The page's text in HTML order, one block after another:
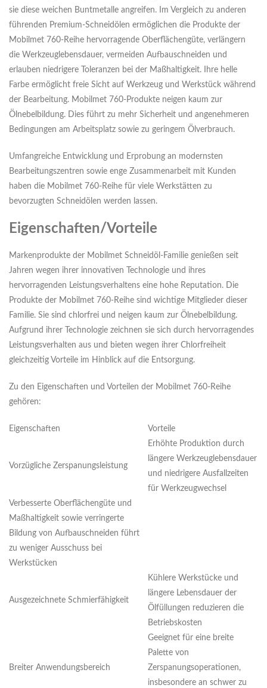
sie diese weichen Buntmetalle angreifen. Im Vergleich zu anderen
führenden Premium-Schneidölen ermöglichen die Produkte der
Mobilmet 760-Reihe hervorragende Oberflächengüte, verlängern
die Werkzeuglebensdauer, vermeiden Aufbauschneiden und
erlauben niedrigere Toleranzen bei der Maßhaltigkeit. Ihre helle
Farbe ermöglicht freie Sicht auf Werkzeug und Werkstück während
der Bearbeitung. Mobilmet 760-Produkte neigen kaum zur
Ölnebelbildung. Dies führt zu mehr Sicherheit und angenehmeren
Bedingungen am Arbeitsplatz sowie zu geringem Ölverbrauch.
Umfangreiche Entwicklung und Erprobung an modernsten
Bearbeitungszentren sowie enge Zusammenarbeit mit Kunden
haben die Mobilmet 760-Reihe für viele Werkstätten zu
bevorzugten Schneidölen werden lassen.
Eigenschaften/Vorteile
Markenprodukte der Mobilmet Schneidöl-Familie genießen seit
Jahren wegen ihrer innovativen Technologie und ihres
hervorragenden Leistungsverhaltens eine hohe Reputation. Die
Produkte der Mobilmet 760-Reihe sind wichtige Mitglieder dieser
Familie. Sie sind chlorfrei und neigen kaum zur Ölnebelbildung.
Aufgrund ihrer Technologie zeichnen sie sich durch hervorragendes
Leistungsverhalten aus und bieten wegen ihrer Chlorfreiheit
gleichzeitig Vorteile im Hinblick auf die Entsorgung.
Zu den Eigenschaften und Vorteilen der Mobilmet 760-Reihe
gehören:
Eigenschaften Vorteile
Vorzügliche Zerspanungsleistung
Erhöhte Produktion durch
längere Werkzeuglebensdauer
und niedrigere Ausfallzeiten
für Werkzeugwechsel
Verbesserte Oberflächengüte und
Maßhaltigkeit sowie verringerte
Bildung von Aufbauschneiden führt
zu weniger Ausschuss bei
Werkstücken
Ausgezeichnete Schmierfähigkeit
Kühlere Werkstücke und
längere Lebensdauer der
Ölfüllungen reduzieren die
Betriebskosten
Breiter Anwendungsbereich
Geeignet für eine breite
Palette von
Zerspanungsoperationen,
insbesondere an schwer zu